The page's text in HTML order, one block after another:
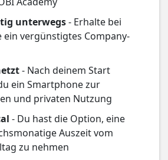
unterwegs- Erhalte bei
ein vergünstigtes Company-
- Nach deinem Start
ein Smartphone zur
und privaten Nutzung
- Du hast die Option, eine
Auszeit vom
zu nehmen